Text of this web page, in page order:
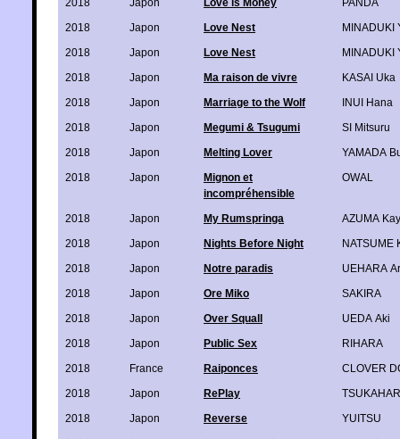
2018
Japon Love Nest
MINADUKI
2018
Japon Love Nest
MINADUKI
2018
Japon Ma raison de vivre
KASAI Uka
2018
Japon Marriage to the Wolf
INUI Hana
2018
Japon Megumi & Tsugumi
SI Mitsuru
2018
Japon Melting Lover
YAMADA
2018
Japon
Mignon et
incompréhensible
OWAL
2018 Japon My Rumspringa
AZUMA
2018
Japon Nights Before Night
NATSUME
2018
Japon Notre paradis
UEHARA
2018
Japon Ore Miko
SAKIRA
2018
Japon Over Squall
UEDA Aki
2018
Japon Public Sex
RIHARA
2018
France Raiponces
CLOVER
2018
Japon RePlay
2018
Japon Reverse
YUITSU